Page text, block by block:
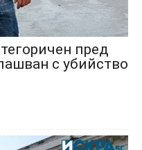
пред
с убийство